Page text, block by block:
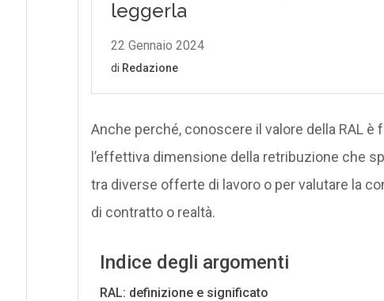
Anche perché, conoscere il valore della RAL
l’effettiva dimensione della retribuzione che
tra diverse offerte di lavoro o per valutare la
di contratto o realtà.
Indice degli argomenti
RAL: definizione e significato